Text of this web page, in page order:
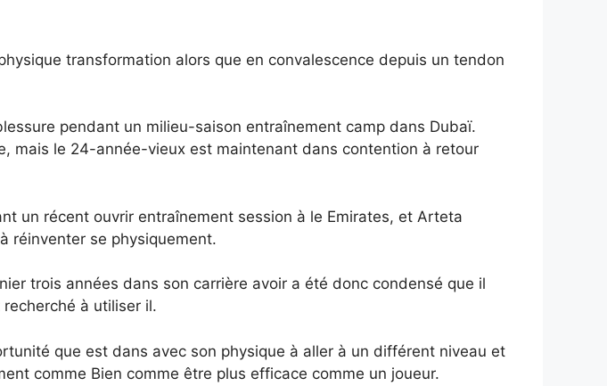
transformation alors que en convalescence depuis un tendon
pendant un milieu-saison entraînement camp dans Dubaï.
mais le 24-année-vieux est maintenant dans contention à retour
un récent ouvrir entraînement session à le Emirates, et Arteta
à réinventer se physiquement.
trois années dans son carrière avoir a été donc condensé que il
recherché à utiliser il.
que est dans avec son physique à aller à un différent niveau et
comme Bien comme être plus efficace comme un joueur.